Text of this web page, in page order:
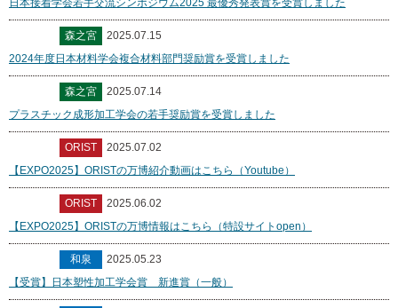
日本接着学会若手交流シンポジウム2025 最優秀発表賞を受賞しました
森之宮
2025.07.15
2024年度日本材料学会複合材料部門奨励賞を受賞しました
森之宮
2025.07.14
プラスチック成形加工学会の若手奨励賞を受賞しました
ORIST
2025.07.02
【EXPO2025】ORISTの万博紹介動画はこちら（Youtube）
ORIST
2025.06.02
【EXPO2025】ORISTの万博情報はこちら（特設サイトopen）
和泉
2025.05.23
【受賞】日本塑性加工学会賞 新進賞（一般）